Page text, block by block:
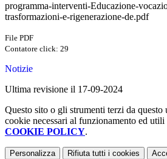
programma-interventi-Educazione-
trasformazioni-e-rigenerazione-de.pdf
File PDF
Contatore click: 29
Notizie
Ultima revisione il 17-09-2024
Questo sito o gli strumenti terzi da
cookie necessari al funzionamento ed
COOKIE POLICY.
Personalizza Rifiuta tutti i cookies